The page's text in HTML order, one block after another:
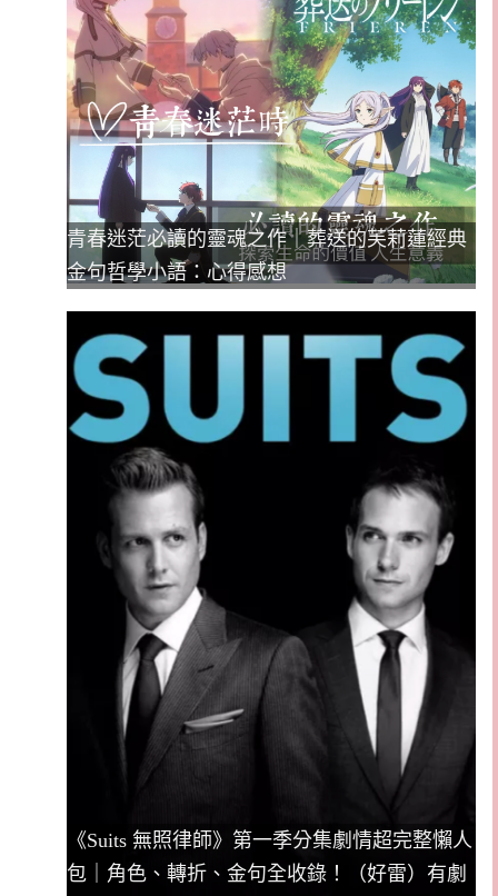
青春迷茫必讀的靈魂之作｜葬送的芙莉蓮經典
金句哲學小語：心得感想
《Suits 無照律師》第一季分集劇情超完整懶人
包｜角色、轉折、金句全收錄！（好雷）有劇